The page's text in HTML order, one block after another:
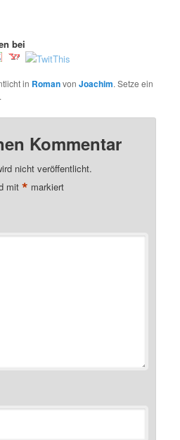
bei
in RomanvonJoachim. Setze ein
.
Kommentar
nicht veröffentlicht.
mit* markiert